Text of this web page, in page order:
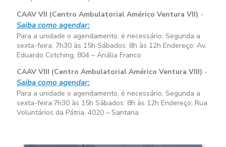
CAAV VII (Centro Ambulatorial Américo Ventura VII) -
Saiba como agendar:
Para a unidade o agendamento, é necessário. Segunda a
sexta-feira: 7h30 às 15h Sábados: 8h às 12h Endereço: Av.
Eduardo Cotching, 804 – Anália Franco
CAAV VIII (Centro Ambulatorial Américo Ventura VIII) -
Saiba como agendar:
Para a unidade o agendamento, é necessário. Segunda a
sexta-feira:7h30 às 15h Sábados: 8h às 12h Endereço: Rua
Voluntários da Pátria, 4020 – Santana